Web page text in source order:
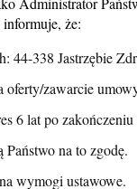
że:
44-338 Jastrzębie
oferty/zawarcie
6 lat po
na to zgodę.
wymogi ustawowe.